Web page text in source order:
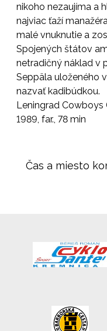
nikoho nezaujíma a
najviac ťaží
malé vnuknutie a
Spojených štátov
netradičný náklad v
Seppäla uloženého
nazvať kadibúdkou.
Leningrad Cowboys
1989, far., 78 min
Čas a miesto